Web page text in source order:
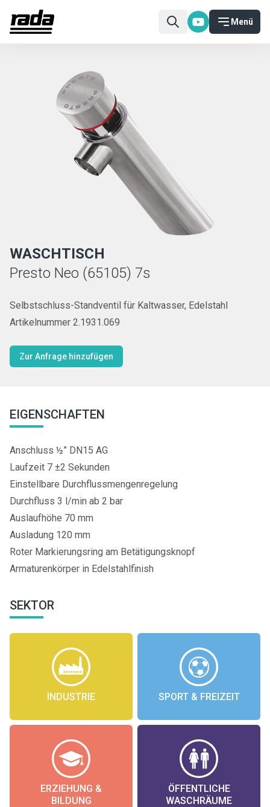
Menü
WASCHTISCH
Presto Neo (65105) 7s
Selbstschluss-Standventil für Kaltwasser, Edelstahl
Artikelnummer 2.1931.069
Zur Anfrage hinzufügen
EIGENSCHAFTEN
Anschluss ½” DN15 AG
Laufzeit 7 ±2 Sekunden
Einstellbare Durchflussmengenregelung
Durchfluss 3 l/min ab 2 bar
Auslaufhöhe 70 mm
Ausladung 120 mm
Roter Markierungsring am Betätigungsknopf
Armaturenkörper in Edelstahlfinish
SEKTOR
INDUSTRIE SPORT & FREIZEIT
ERZIEHUNG &
BILDUNG
ÖFFENTLICHE
WASCHRÄUME